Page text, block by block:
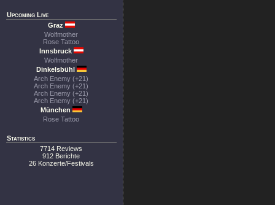
Upcoming Live
Graz
Wolfmother
Rose Tattoo
Innsbruck
Wolfmother
Dinkelsbühl
Arch Enemy (+21)
Arch Enemy (+21)
Arch Enemy (+21)
Arch Enemy (+21)
München
Rose Tattoo
Statistics
7714 Reviews
912 Berichte
26 Konzerte/Festivals